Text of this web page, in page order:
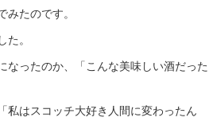
たのです。
た。
なったのか、「こんな美味しい酒だった
私はスコッチ大好き人間に変わったん